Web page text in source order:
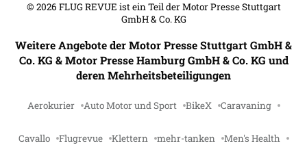
© 2026 FLUG REVUE ist ein Teil der Motor Presse Stuttgart
GmbH & Co. KG
Weitere Angebote der Motor Presse Stuttgart GmbH &
Co. KG & Motor Presse Hamburg GmbH & Co. KG und
deren Mehrheitsbeteiligungen
Aerokurier Auto Motor und Sport BikeX Caravaning
Cavallo Flugrevue Klettern mehr-tanken Men's Health